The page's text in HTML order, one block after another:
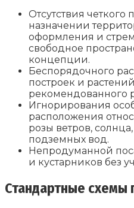
Отсутствия четкого
назначении
оформления и
свободное
концепции.
Беспорядочного
построек и
рекомендованного
Игнорирования
расположения
розы ветров,
подземных вод.
Непродуманной
и кустарников без
Стандартные схемы